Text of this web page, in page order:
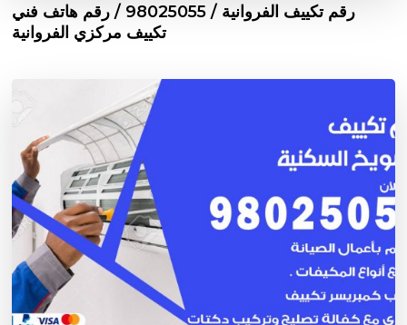
رقم تكييف الفروانية / 98025055 / رقم هاتف فني
تكييف مركزي الفروانية